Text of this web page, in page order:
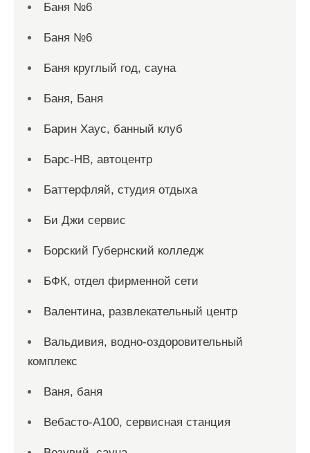
Баня №6
Баня №6
Баня круглый год, сауна
Баня, Баня
Барин Хаус, банный клуб
Барс-НВ, автоцентр
Баттерфляй, студия отдыха
Би Джи сервис
Борский Губернский колледж
БФК, отдел фирменной сети
Валентина, развлекательный центр
Вальдивия, водно-оздоровительный
комплекс
Ваня, баня
Вебасто-А100, сервисная станция